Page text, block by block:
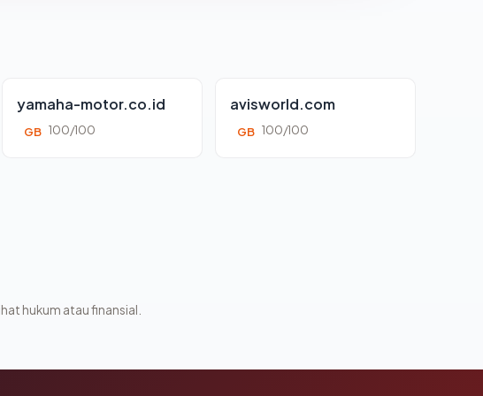
yamaha-motor.co.id
GB 100/100
avisworld.com
GB 100/100
hukum atau finansial.